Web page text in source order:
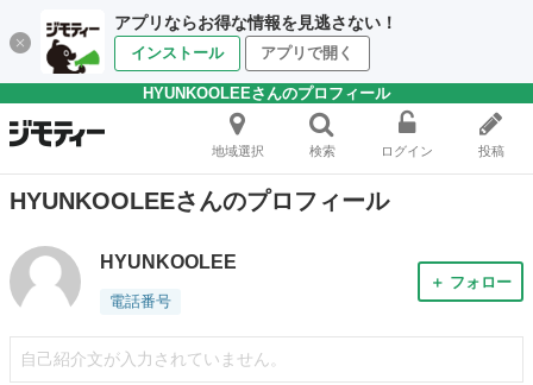
アプリならお得な情報を見逃さない！
インストール アプリで開く
HYUNKOOLEEさんのプロフィール
地域選択 検索 ログイン 投稿
HYUNKOOLEEさんのプロフィール
HYUNKOOLEE
電話番号
＋ フォロー
自己紹介文が入力されていません。